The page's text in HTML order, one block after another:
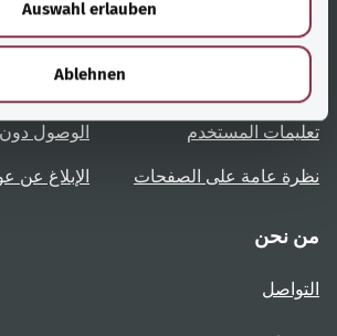
Auswahl erlauben
Ablehnen
روابط مُفيدة
نظرة عامة على المواضيع
تعليمات المستخدم
نظرة عامة على الصفحات
الخدمة
الوصول
الإبلاغ عن
من نحن
التواصل